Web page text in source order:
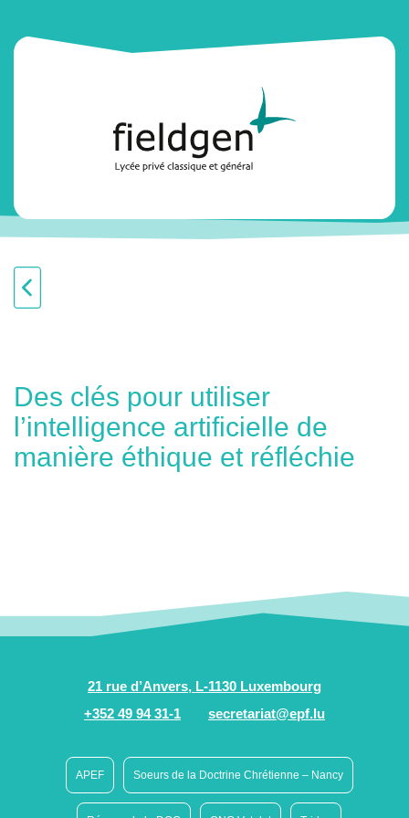
Des clés pour utiliser
l’intelligence artificielle de
manière éthique et réfléchie
21 rue d’Anvers, L-1130 Luxembourg
+352 49 94 31-1
secretariat@epf.lu
APEF Soeurs de la Doctrine Chrétienne – Nancy